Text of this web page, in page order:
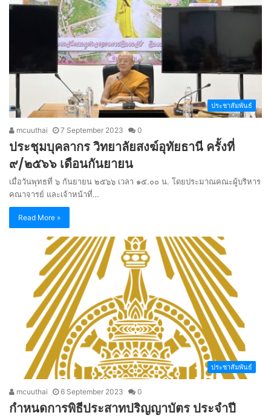
ประชาสัมพันธ์
mcuuthai 7 September 2023 0
ประชุมบุคลากร วิทยาลัยสงฆ์อุทัยธานี ครั้งที่
๙/๒๕๖๖ เดือนกันยายน
เมื่อวันพุทธที่ ๖ กันยายน ๒๕๖๖ เวลา ๑๕.๐๐ น. โดยประมาณคณะผู้บริหาร
คณาจารย์ และเจ้าหน้าที่…
Read More »
ประชาสัมพันธ์
mcuuthai 6 September 2023 0
กำหนดการพิธีประสาทปริญญาบัตร ประจำปี